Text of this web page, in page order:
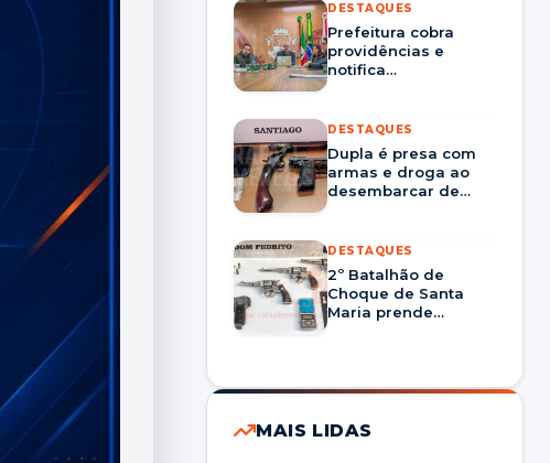
DESTAQUES
Prefeitura cobra
providências e
notifica
serviços em Santa
Maria
DESTAQUES
Dupla é presa com
armas e droga ao
desembarcar de
DESTAQUES
2º Batalhão de
Choque de Santa
Maria prende
Dom Pedrito
MAIS LIDAS